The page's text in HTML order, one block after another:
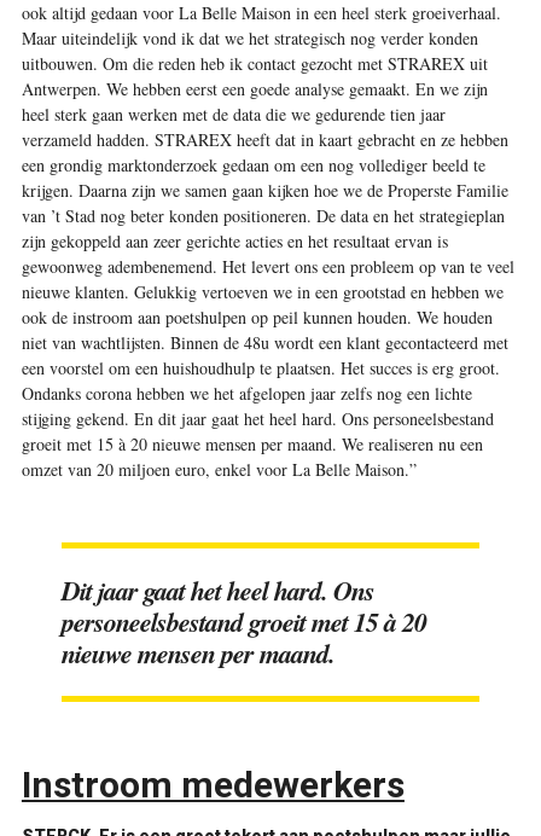
ook altijd gedaan voor La Belle Maison in een heel sterk groeiverhaal.
Maar uiteindelijk vond ik dat we het strategisch nog verder konden
uitbouwen. Om die reden heb ik contact gezocht met STRAREX uit
Antwerpen. We hebben eerst een goede analyse gemaakt. En we zijn
heel sterk gaan werken met de data die we gedurende tien jaar
verzameld hadden. STRAREX heeft dat in kaart gebracht en ze hebben
een grondig marktonderzoek gedaan om een nog vollediger beeld te
krijgen. Daarna zijn we samen gaan kijken hoe we de Properste Familie
van ’t Stad nog beter konden positioneren. De data en het strategieplan
zijn gekoppeld aan zeer gerichte acties en het resultaat ervan is
gewoonweg adembenemend. Het levert ons een probleem op van te veel
nieuwe klanten. Gelukkig vertoeven we in een grootstad en hebben we
ook de instroom aan poetshulpen op peil kunnen houden. We houden
niet van wachtlijsten. Binnen de 48u wordt een klant gecontacteerd met
een voorstel om een huishoudhulp te plaatsen. Het succes is erg groot.
Ondanks corona hebben we het afgelopen jaar zelfs nog een lichte
stijging gekend. En dit jaar gaat het heel hard. Ons personeelsbestand
groeit met 15 à 20 nieuwe mensen per maand. We realiseren nu een
omzet van 20 miljoen euro, enkel voor La Belle Maison.”
Dit jaar gaat het heel hard. Ons
personeelsbestand groeit met 15 à 20
nieuwe mensen per maand.
Instroom medewerkers